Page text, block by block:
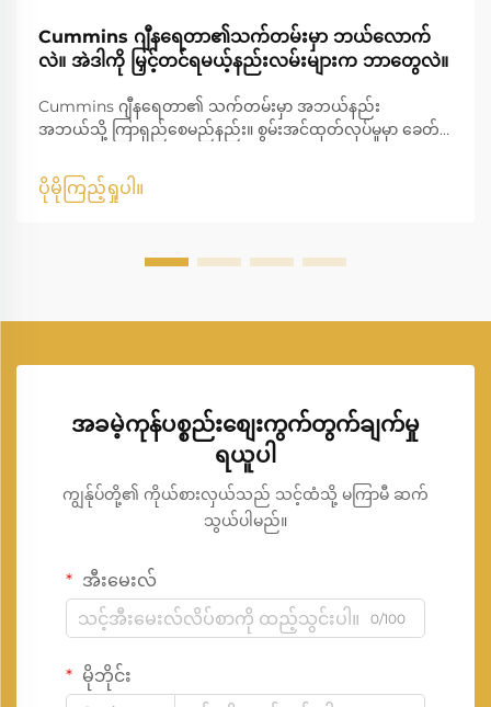
Cummins ဂျီနရေတာ၏သက်တမ်းမှာ ဘယ်လောက်
လဲ။ အဲဒါကို မြှင့်တင်ရမယ့်နည်းလမ်းများက ဘာတွေလဲ။
Cummins ဂျီနရေတာ၏ သက်တမ်းမှာ အဘယ်နည်း
အဘယ်သို့ ကြာရှည်စေမည်နည်း။ စွမ်းအင်ထုတ်လုပ်မှုမှာ ခေတ်မှီ
လုပ်ငန်းများ၊ ကျန်းမာရေးစောင့်ရှောက်မှု အဖွဲ့အစည်းများ၊ စက်မှု
လုပ်ငန်းများကို ရပ်ဆိုင်းမှုမရှိ ဆက်လက်လည်ပတ်နေစေရန်
ပိုမိုကြည့်ရှုပါ။
အခမဲ့ကုန်ပစ္စည်းစျေးကွက်တွက်ချက်မှု
ရယူပါ
ကျွန်ုပ်တို့၏ ကိုယ်စားလှယ်သည် သင့်ထံသို့ မကြာမီ ဆက်
သွယ်ပါမည်။
အီးမေးလ်
0/100
မိုဘိုင်း